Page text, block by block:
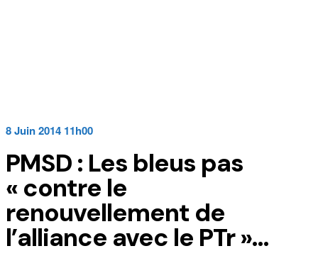
8 Juin 2014 11h00
PMSD : Les bleus pas
« contre le
renouvellement de
l’alliance avec le PTr »…